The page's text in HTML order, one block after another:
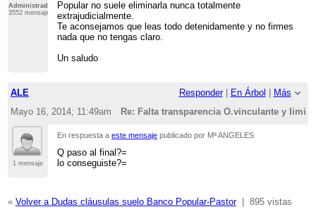
Administrador
3552 mensajes
Popular no suele eliminarla nunca totalmente
extrajudicialmente.
Te aconsejamos que leas todo detenidamente y no firmes
nada que no tengas claro.
Un saludo
ALE Responder| En Árbol | Más
Mayo 16, 2014; 11:49am
Re: Falta transparencia O.vinculante y
1 mensaje
En respuesta aeste mensaje publicado por Mª ANGELES
Q paso al final?=
lo conseguiste?=
« Volver a Dudas cláusulas suelo Banco Popular-Pastor| 895 vistas